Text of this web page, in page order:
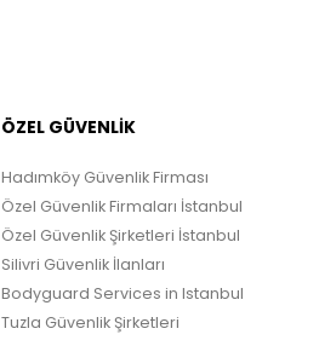
ÖZEL GÜVENLİK
Hadımköy Güvenlik Firması
Özel Güvenlik Firmaları İstanbul
Özel Güvenlik Şirketleri İstanbul
Silivri Güvenlik İlanları
Bodyguard Services in Istanbul
Tuzla Güvenlik Şirketleri